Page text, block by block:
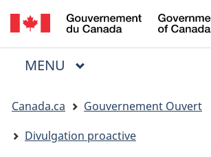
Passer
au
contenu
Passer
à
« Au
Passer
à
la
Menu
MENU PRINCIPAL
êtes
ici
Canada.ca
Gouvernement Ouvert
Divulgation proactive